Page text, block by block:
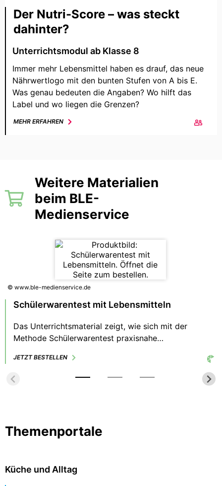
Der Nutri-Score – was steckt
dahinter?
Unterrichtsmodul ab Klasse 8
Immer mehr Lebensmittel haben es drauf, das neue
Nährwertlogo mit den bunten Stufen von A bis E.
Was genau bedeuten die Angaben? Wo hilft das
Label und wo liegen die Grenzen?
MEHR ERFAHREN
Weitere Materialien
beim BLE-
Medienservice
© www.ble-medienservice.de
Schülerwarentest mit Lebensmitteln
Das Unterrichtsmaterial zeigt, wie sich mit der
Methode Schülerwarentest praxisnahe
Motivierende an der Methode: Die Lernenden
wählen selbst ihr Testprodukt, hinterfragen es
kritisch, diskutieren über dessen Qualität und
JETZT BESTELLEN
Themenportale
Küche und Alltag